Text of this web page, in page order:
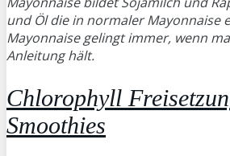
und Öl die in normaler Mayonnaise
Mayonnaise gelingt immer, wenn
Anleitung hält.
Chlorophyll
Smoothies